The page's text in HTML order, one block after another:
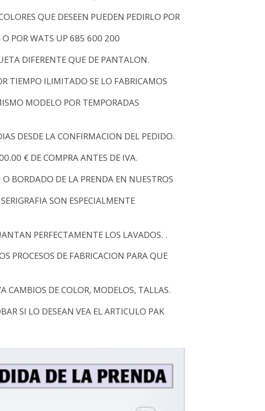
QUE DESEEN PUEDEN PEDIRLO POR
POR WATS UP 685 600 200
DIFERENTE QUE DE PANTALON.
TIEMPO ILIMITADO SE LO FABRICAMOS
MODELO POR TEMPORADAS
DESDE LA CONFIRMACION DEL PEDIDO.
€ DE COMPRA ANTES DE IVA.
BORDADO DE LA PRENDA EN NUESTROS
SON ESPECIALMENTE
PERFECTAMENTE LOS LAVADOS. .
PROCESOS DE FABRICACION PARA QUE
CAMBIOS DE COLOR, MODELOS, TALLAS.
SI LO DESEAN VEA EL ARTICULO PAK